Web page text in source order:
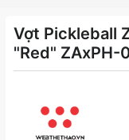
Vợt Pickleball
"Red" ZAxPH-